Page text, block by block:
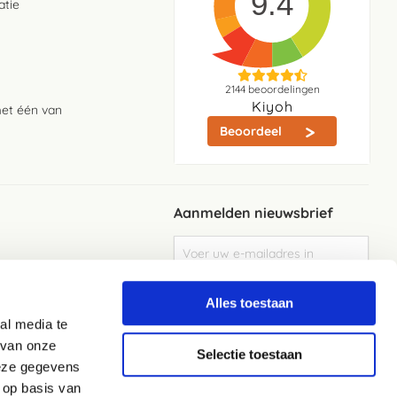
media te
onze
gegevens
basis van
Alles toestaan
Selectie toestaan
één van
2144beoordelingen
Kiyoh
Beoordeel
Aanmelden nieuwsbrief
u
op
Elke week de beste acties en het laaste